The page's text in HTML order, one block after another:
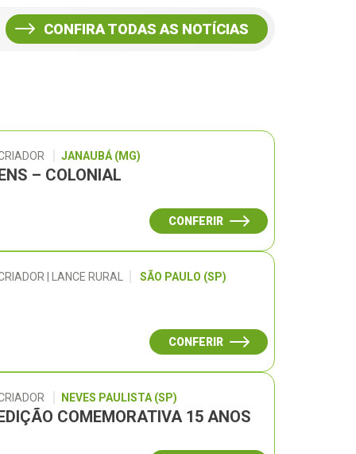
CONFIRA TODAS AS NOTÍCIAS
JANAUBÁ (MG)
– COLONIAL
CONFERIR
| LANCE RURAL SÃO PAULO (SP)
CONFERIR
NEVES PAULISTA (SP)
COMEMORATIVA 15 ANOS